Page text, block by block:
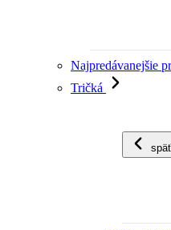
Najpredávanejšie
Tričká
späť